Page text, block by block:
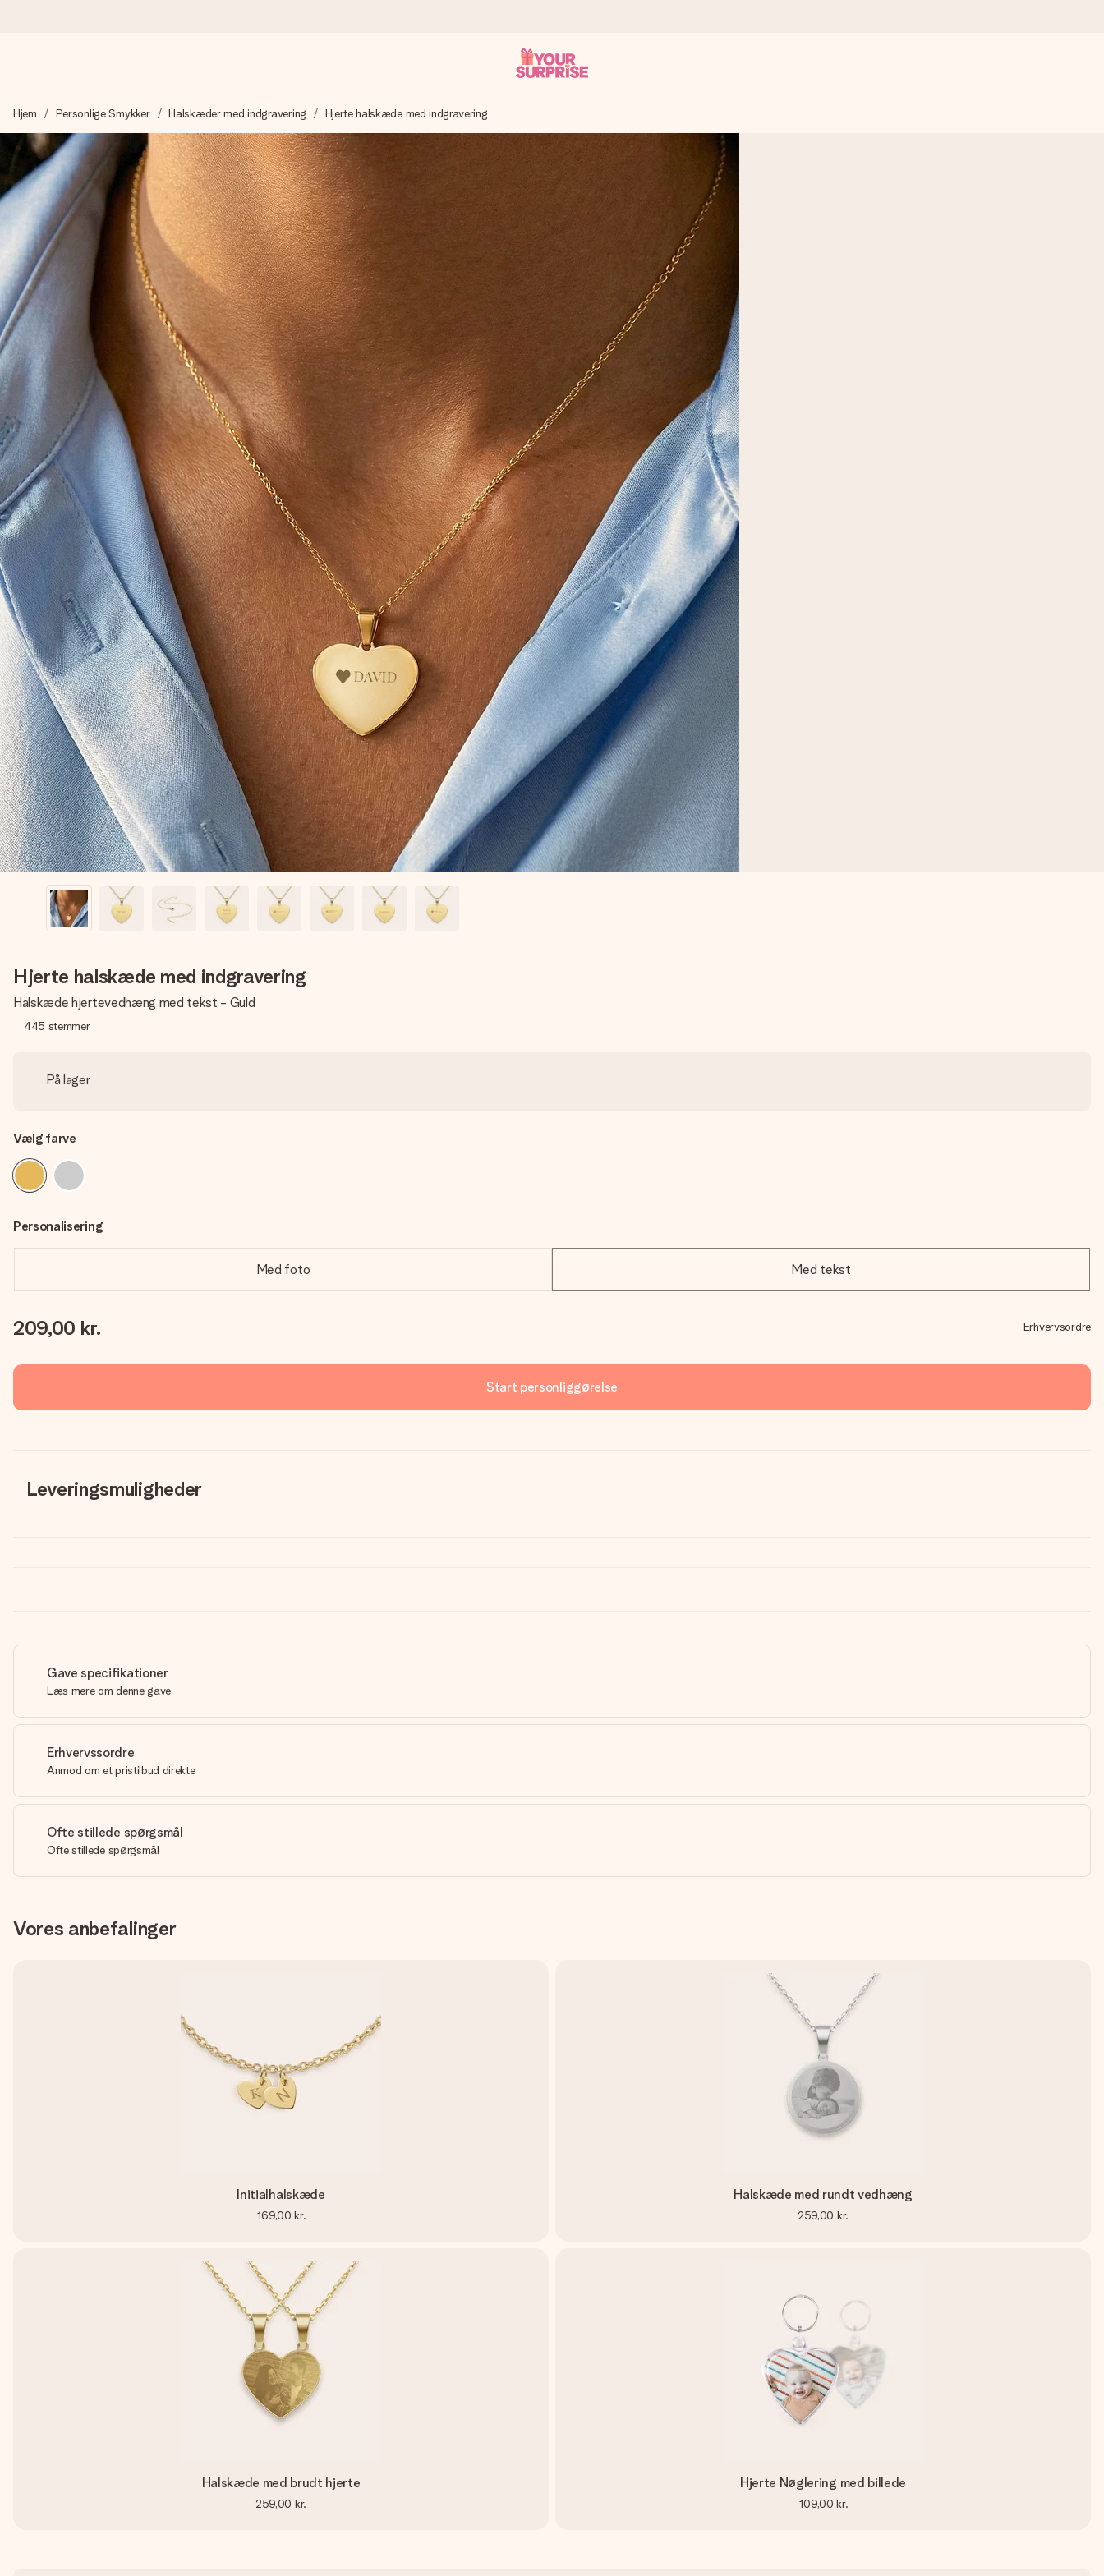
Vi laver din gave med omhu og sender den lynhurtigt – så du kan give den på det helt rette tidspunkt, når den betyder allermest.
4,7 (baseret på +15.000 anmeldelser)
Vores gaver inspirerer. Kunderne giver os 4,7 på Google Reviews.
Gratis kort med hilsen
Lav noget særligt i blot få trin – med hendes navn, et billede af dig eller en besked, der går lige i hendes hjerte. Intet besvær men udelukkende en masse kærlighed i øjeblikket.
Hjem Personlige Smykker Halskæder med indgravering Hjerte halskæde med indgravering
Hjerte halskæde med indgravering
Halskæde hjertevedhæng med tekst - Guld
445 stemmer
På lager
Vælg farve
Personalisering
Med foto Med tekst
209,00 kr. Erhvervsordre
Start personliggørelse
Leveringsmuligheder
Gave specifikationer
Læs mere om denne gave
Erhvervssordre
Anmod om et pristilbud direkte
Ofte stillede spørgsmål
Ofte stillede spørgsmål
Vores anbefalinger
Initialhalskæde
169,00 kr.
Halskæde med rundt vedhæng
259,00 kr.
Halskæde med brudt hjerte
259,00 kr.
Hjerte Nøglering med billede
109,00 kr.